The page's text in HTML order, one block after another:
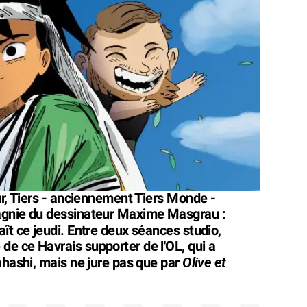
Tiers - anciennement Tiers Monde -
du dessinateur Maxime Masgrau :
ce jeudi. Entre deux séances studio,
ce Havrais supporter de l'OL, qui a
mais ne jure pas que par Olive et